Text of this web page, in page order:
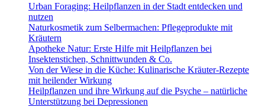
Urban Foraging: Heilpflanzen in der Stadt entdecken und
nutzen
Naturkosmetik zum Selbermachen: Pflegeprodukte mit
Kräutern
Apotheke Natur: Erste Hilfe mit Heilpflanzen bei
Insektenstichen, Schnittwunden & Co.
Von der Wiese in die Küche: Kulinarische Kräuter-Rezepte
mit heilender Wirkung
Heilpflanzen und ihre Wirkung auf die Psyche – natürliche
Unterstützung bei Depressionen